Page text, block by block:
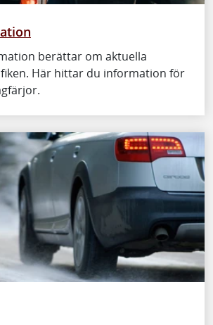
berättar om aktuella
Här hittar du information för